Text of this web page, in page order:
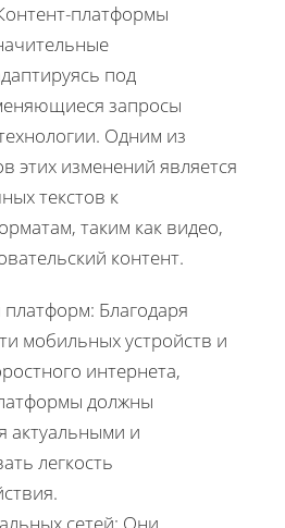
платформы
под
запросы
Одним из
этих изменений является
текстов к
таким как видео,
контент.
Благодаря
мобильных устройств и
интернета,
должны
актуальными и
легкость